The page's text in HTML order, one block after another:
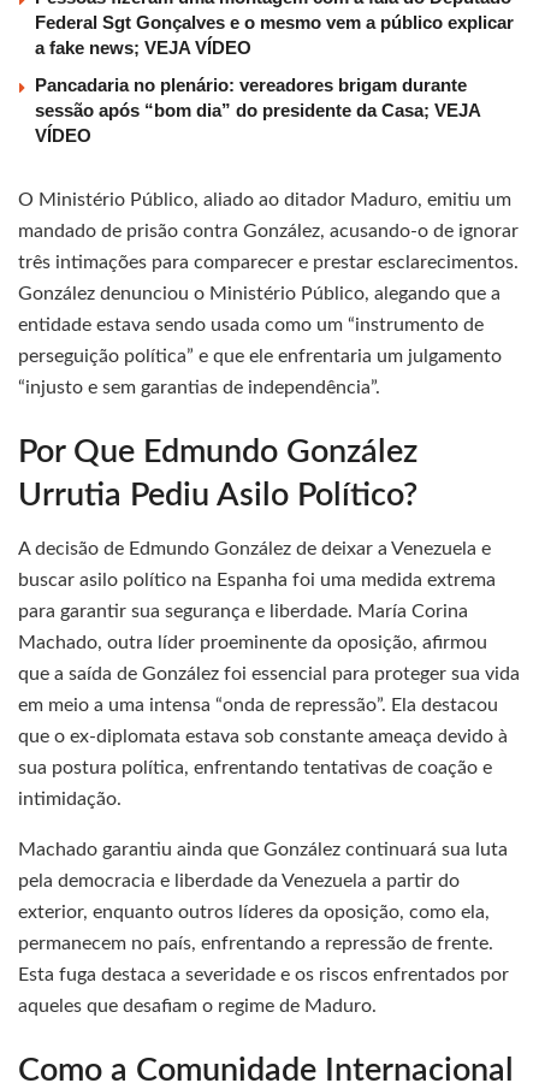
Federal Sgt Gonçalves e o mesmo vem a público explicar
a fake news; VEJA VÍDEO
Pancadaria no plenário: vereadores brigam durante
sessão após “bom dia” do presidente da Casa; VEJA
VÍDEO
O Ministério Público, aliado ao ditador Maduro, emitiu um
mandado de prisão contra González, acusando-o de ignorar
três intimações para comparecer e prestar esclarecimentos.
González denunciou o Ministério Público, alegando que a
entidade estava sendo usada como um “instrumento de
perseguição política” e que ele enfrentaria um julgamento
“injusto e sem garantias de independência”.
Por Que Edmundo González
Urrutia Pediu Asilo Político?
A decisão de Edmundo González de deixar a Venezuela e
buscar asilo político na Espanha foi uma medida extrema
para garantir sua segurança e liberdade. María Corina
Machado, outra líder proeminente da oposição, afirmou
que a saída de González foi essencial para proteger sua vida
em meio a uma intensa “onda de repressão”. Ela destacou
que o ex-diplomata estava sob constante ameaça devido à
sua postura política, enfrentando tentativas de coação e
intimidação.
Machado garantiu ainda que González continuará sua luta
pela democracia e liberdade da Venezuela a partir do
exterior, enquanto outros líderes da oposição, como ela,
permanecem no país, enfrentando a repressão de frente.
Esta fuga destaca a severidade e os riscos enfrentados por
aqueles que desafiam o regime de Maduro.
Como a Comunidade Internacional